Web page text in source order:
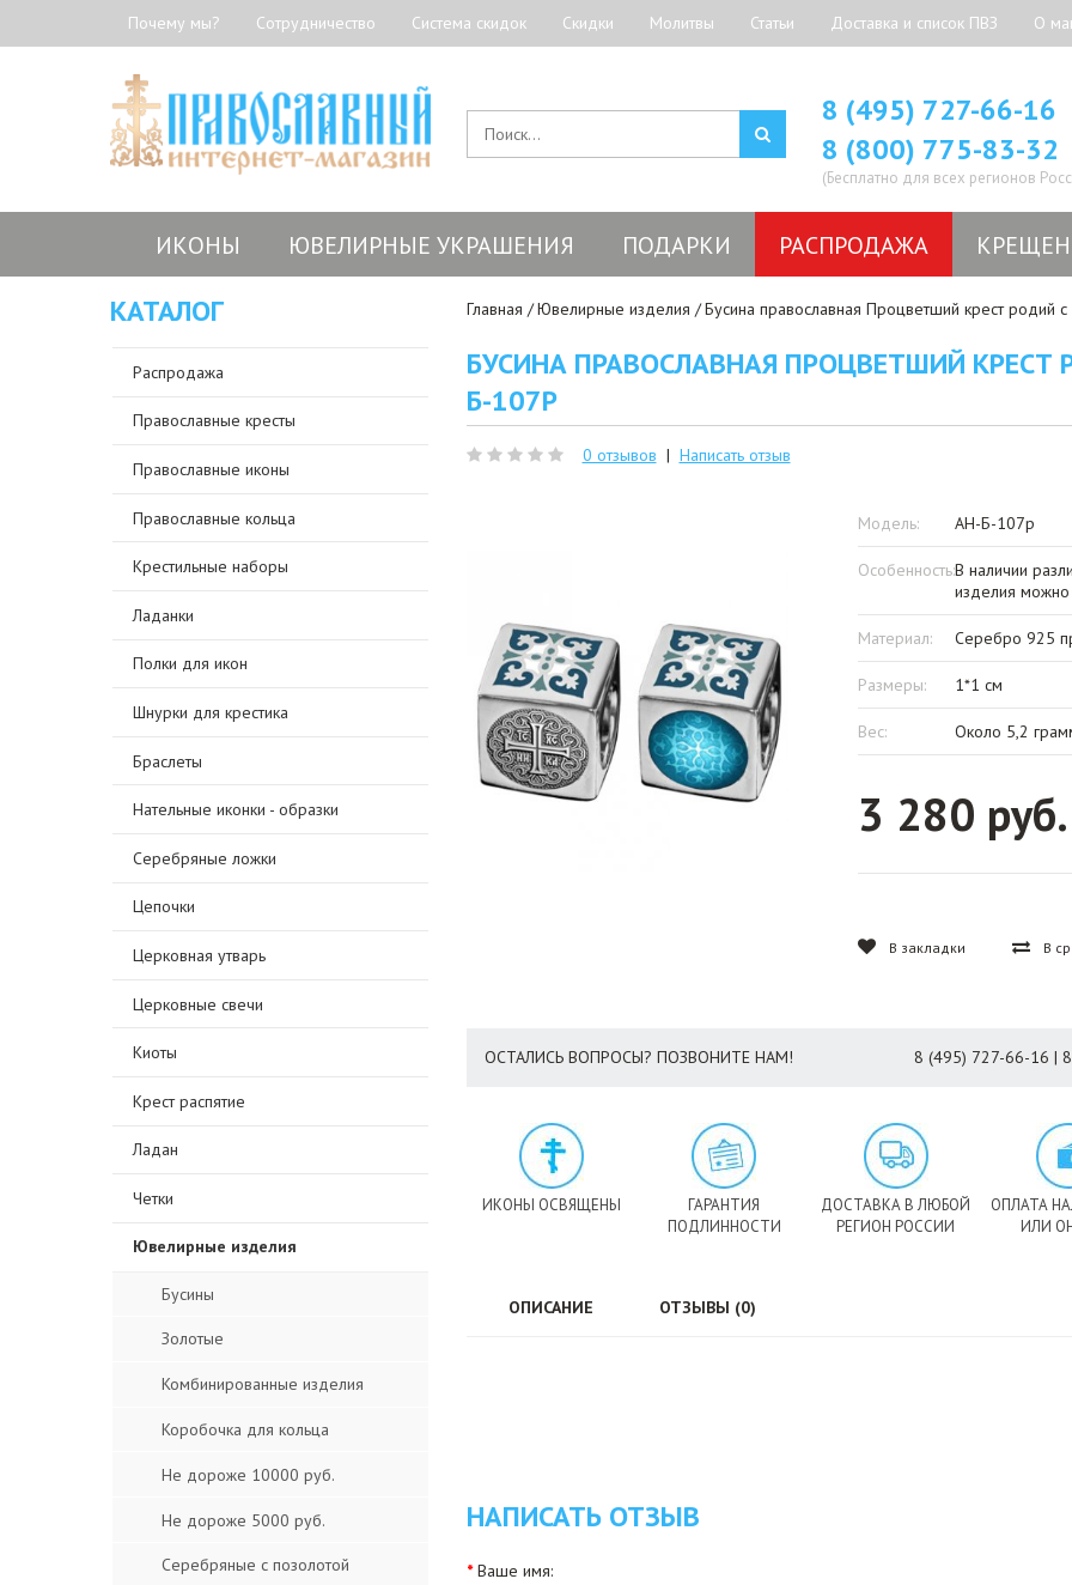
Почему мы? Сотрудничество Система скидок Скидки Молитвы Статьи Доставка и список ПВЗ О
8 (495) 727-66-16
8 (800) 775-83-32
(Бесплатно для всех регионов
ИКОНЫ ЮВЕЛИРНЫЕ УКРАШЕНИЯ ПОДАРКИ РАСПРОДАЖА
КАТАЛОГ
Распродажа
Православные кресты
Православные иконы
Православные кольца
Крестильные наборы
Ладанки
Полки для икон
Шнурки для крестика
Браслеты
Нательные иконки - образки
Серебряные ложки
Цепочки
Церковная утварь
Церковные свечи
Киоты
Крест распятие
Ладан
Четки
Ювелирные изделия
Бусины
Золотые
Комбинированные изделия
Коробочка для кольца
Не дороже 10000 руб.
Не дороже 5000 руб.
Серебряные с позолотой
Главная Ювелирные изделия Бусина православная Процветший крест родий
БУСИНА ПРАВОСЛАВНАЯ ПРОЦВЕТШИЙ
Б-107Р
0 отзывов | Написать отзыв
Модель: АН-Б-107р
Особенность:В наличии
изделия можно
Материал: Серебро 925
Размеры: 1*1 см
Вес: Около 5,2
3 280 руб.
В закладки В
ОСТАЛИСЬ ВОПРОСЫ? ПОЗВОНИТЕ НАМ! 8 (495) 727-66-16 | 8
ИКОНЫ ОСВЯЩЕНЫ
ГАРАНТИЯ
ПОДЛИННОСТИ
ДОСТАВКА В ЛЮБОЙ
РЕГИОН РОССИИ
ОПЛАТА
ИЛИ
ОПИСАНИЕ ОТЗЫВЫ (0)
НАПИСАТЬ ОТЗЫВ
Ваше имя: